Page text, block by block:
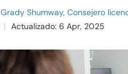
Grady Shumway, Consejero
Actualizado: 6 Apr, 2025